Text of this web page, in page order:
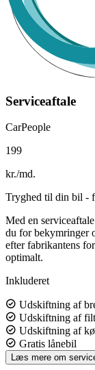
Serviceaftale
CarPeople
199
kr./md.
Tryghed til din bil -
Med en
du for bekymringer
efter fabrikantens
optimalt.
Inkluderet
Udskiftning af
Udskiftning af
Udskiftning af
Gratis lånebil
Læs mere om